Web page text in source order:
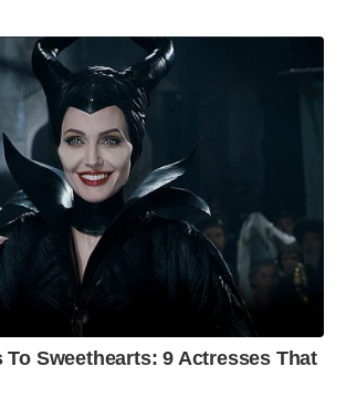
To Sweethearts: 9 Actresses That